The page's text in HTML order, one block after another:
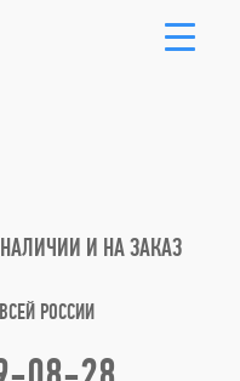
И НА ЗАКАЗ
РОССИИ